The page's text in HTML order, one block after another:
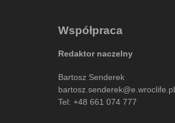
Współpraca
Redaktor naczelny
Bartosz Senderek
bartosz.senderek@e.wroclife.pl
Tel: +48 661 074 777